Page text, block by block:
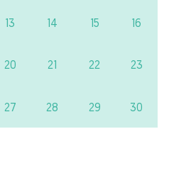
13 14 15 16
20 21 22 23
27 28 29 30